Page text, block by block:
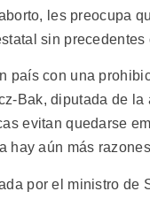
les preocupa
sin precedentes
país con una
Bak, diputada de
evitan quedarse
hay aún más
por el ministro